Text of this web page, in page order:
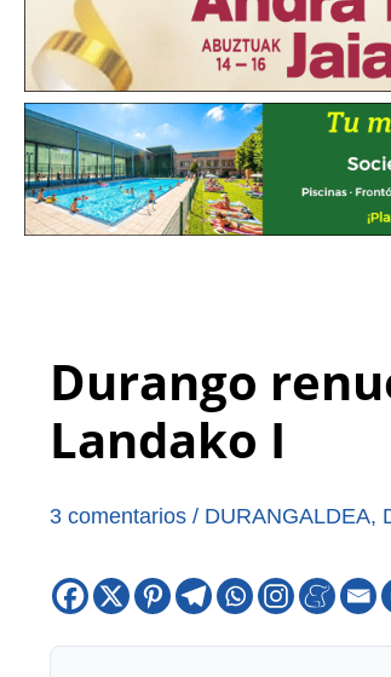
Durango
Landako I
3 comentarios / DURANGALDEA,